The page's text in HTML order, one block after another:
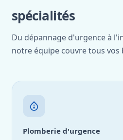
spécialités
Du dépannage d'urgence à
notre équipe couvre tous vos
Plomberie d'urgence